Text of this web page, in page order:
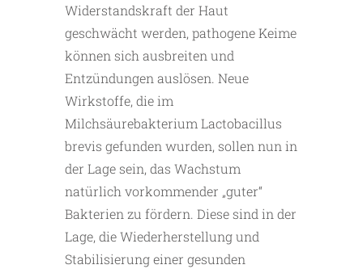
Widerstandskraft der Haut
geschwächt werden, pathogene Keime
können sich ausbreiten und
Entzündungen auslösen. Neue
Wirkstoffe, die im
Milchsäurebakterium Lactobacillus
brevis gefunden wurden, sollen nun in
der Lage sein, das Wachstum
natürlich vorkommender „guter“
Bakterien zu fördern. Diese sind in der
Lage, die Wiederherstellung und
Stabilisierung einer gesunden